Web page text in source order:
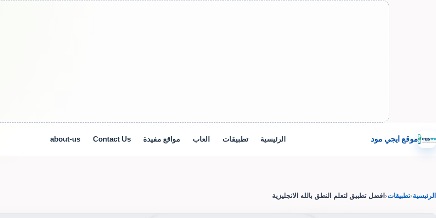
موقع ايجي مود الرئيسية تطبيقات العاب مواقع مفيدة Contact Us
about-us
الرئيسية‹تطبيقات‹ افضل تطبيق لتعلم النطق بالله الانجليزية